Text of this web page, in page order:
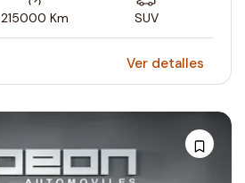
215000 Km SUV
Ver detalles